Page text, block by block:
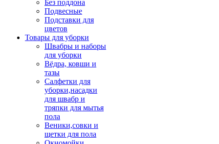
Без поддона
Подвесные
Подставки для
цветов
Товары для уборки
Швабры и наборы
для уборки
Вёдра, ковши и
тазы
Салфетки для
уборки,насадки
для швабр и
тряпки для мытья
пола
Веники,совки и
щетки для пола